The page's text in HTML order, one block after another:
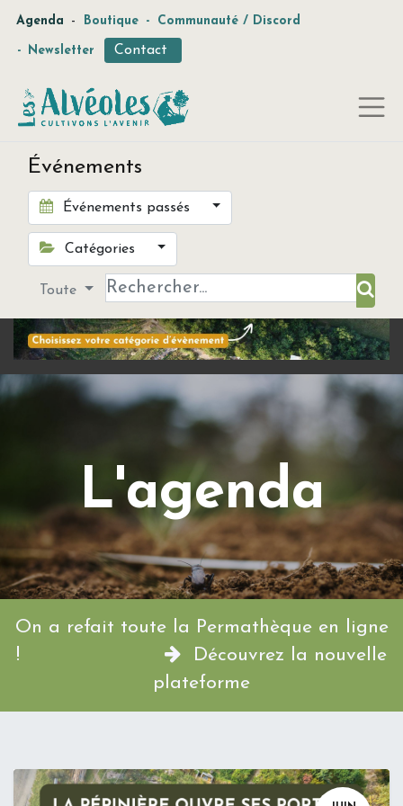
Agenda - Boutique - Communauté / Discord
- Newsletter Contact
Événements
Événements passés
Catégories
Toute
L'agenda
On a refait toute la Permathèque en ligne
!
Découvrez la nouvelle
plateforme